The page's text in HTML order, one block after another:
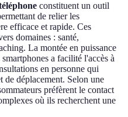
constituent un outil
de relier les
efficace et rapide. Ces
domaines : santé,
La montée en puissance
a facilité l'accès à
en personne qui
de déplacement. Selon une
préfèrent le contact
où ils recherchent une